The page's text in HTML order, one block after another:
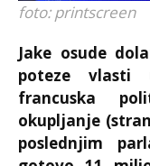
foto: printscreen
Jake osude
poteze vlasti
francuska
okupljanje
poslednjim